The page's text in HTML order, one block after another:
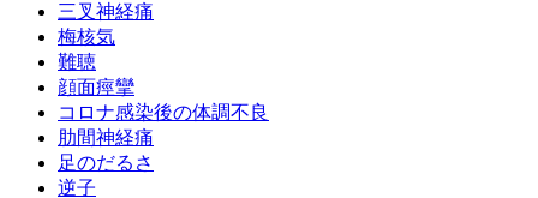
三叉神経痛
梅核気
難聴
顔面痙攣
コロナ感染後の体調不良
肋間神経痛
足のだるさ
逆子